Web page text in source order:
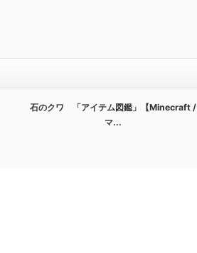
石のクワ 「アイテム図鑑」【Minecraft /
マ...